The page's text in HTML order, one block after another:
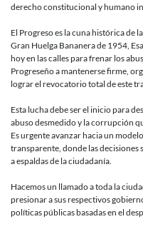
derecho constitucional y humano
El Progreso es la cuna histórica de
Gran Huelga Bananera de 1954,
hoy en las calles para frenar los
Progreseño a mantenerse firme,
lograr el revocatorio total de este
Esta lucha debe ser el inicio para
abuso desmedido y la corrupción
Es urgente avanzar hacia un
transparente, donde las decisiones
a espaldas de la ciudadanía.
Hacemos un llamado a toda la
presionar a sus respectivos
políticas públicas basadas en el